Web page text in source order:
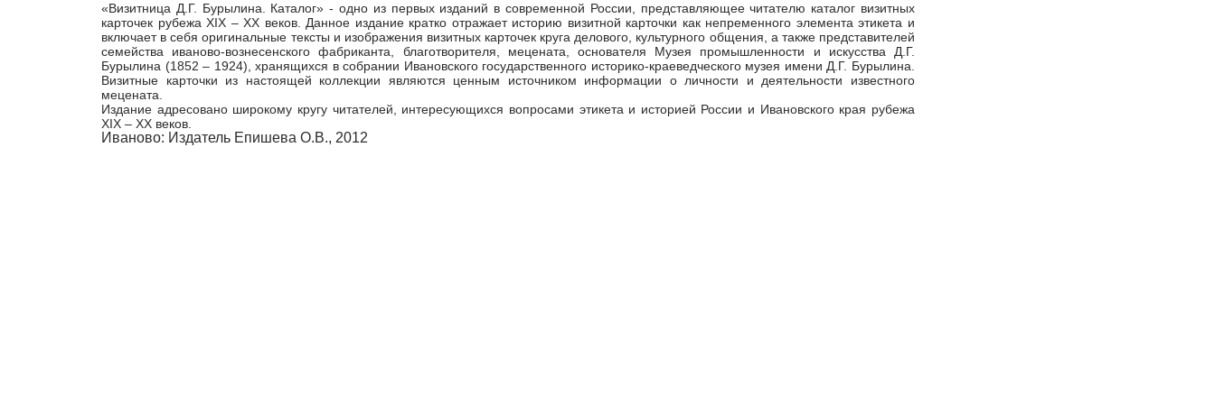
«Визитница Д.Г. Бурылина. Каталог» - одно из первых изданий в современной России, представляющее читателю каталог визитных
карточек рубежаXIX –XX веков. Данное издание кратко отражает историю визитной карточки как непременного элемента этикета и
включает в себя оригинальные тексты и изображения визитных карточек круга делового, культурного общения, а также представителей
семейства иваново-вознесенского фабриканта, благотворителя, мецената, основателя Музея промышленности и искусства Д.Г.
Бурылина (1852 – 1924), хранящихся в собрании Ивановского государственного историко-краеведческого музея имени Д.Г. Бурылина.
Визитные карточки из настоящей коллекции являются ценным источником информации о личности и деятельности известного
мецената.
Издание адресовано широкому кругу читателей, интересующихся вопросами этикета и историей России и Ивановского края рубежа
XIX – XX веков.
Иваново: Издатель Епишева О.В., 2012